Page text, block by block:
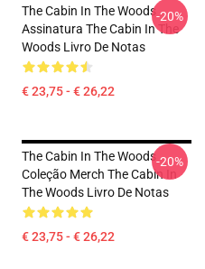
The Cabin In The Woods
Assinatura The Cabin In The
Woods Livro De Notas
€ 23,75 - € 26,22
-20%
The Cabin In The Woods
Coleção Merch The Cabin In
The Woods Livro De Notas
€ 23,75 - € 26,22
-20%